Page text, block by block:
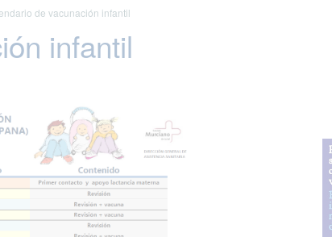
de vacunación infantil
infantil